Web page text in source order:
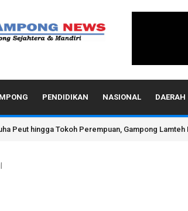
PENDIDIKAN NASIONAL DAERAH
Pelajari Budidaya Buah Tin Modern di Malaysia,